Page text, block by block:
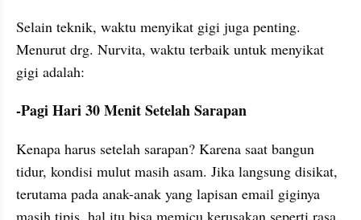
Selain teknik, waktu menyikat gigi juga penting.
Menurut drg. Nurvita, waktu terbaik untuk menyikat
gigi adalah:
-Pagi Hari 30 Menit Setelah Sarapan
Kenapa harus setelah sarapan? Karena saat bangun
tidur, kondisi mulut masih asam. Jika langsung disikat,
terutama pada anak-anak yang lapisan email giginya
masih tipis, hal itu bisa memicu kerusakan seperti rasa